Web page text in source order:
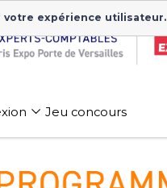
Jeu concours
expérience utilisateur.